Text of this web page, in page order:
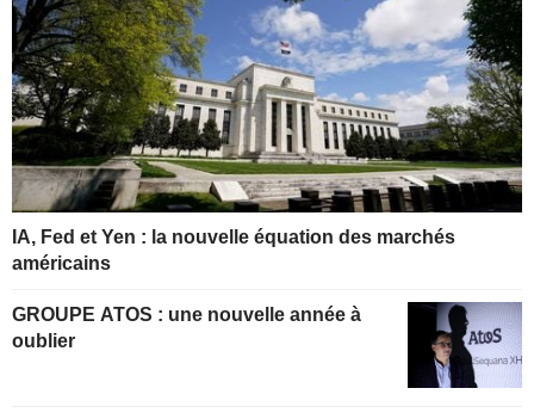
IA, Fed et Yen : la nouvelle équation des marchés
américains
GROUPE ATOS : une nouvelle année à
oublier